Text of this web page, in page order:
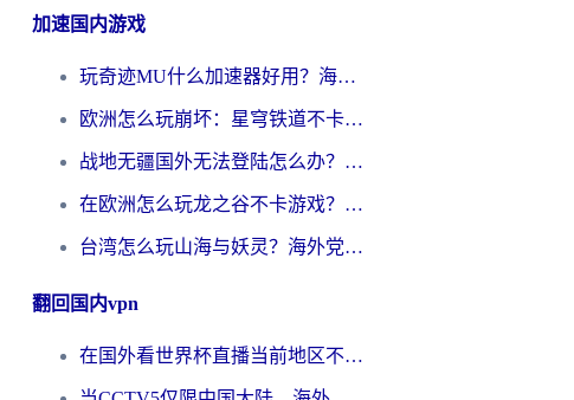
加速国内游戏
玩奇迹MU什么加速器好用？海外党亲测：这款加速器让你告别延迟卡顿！
欧洲怎么玩崩坏：星穹铁道不卡？2026海外玩家国服游戏加速器终极攻略
战地无疆国外无法登陆怎么办？海外玩家国服畅玩终极指南（附欧服魔兽EVE加速方案）
在欧洲怎么玩龙之谷不卡游戏？2026海外党国服游戏加速全攻略
台湾怎么玩山海与妖灵？海外党国服游戏加速全攻略，告别延迟卡顿
翻回国内vpn
在国外看世界杯直播当前地区不可播放？海外党必看的回国加速全攻略